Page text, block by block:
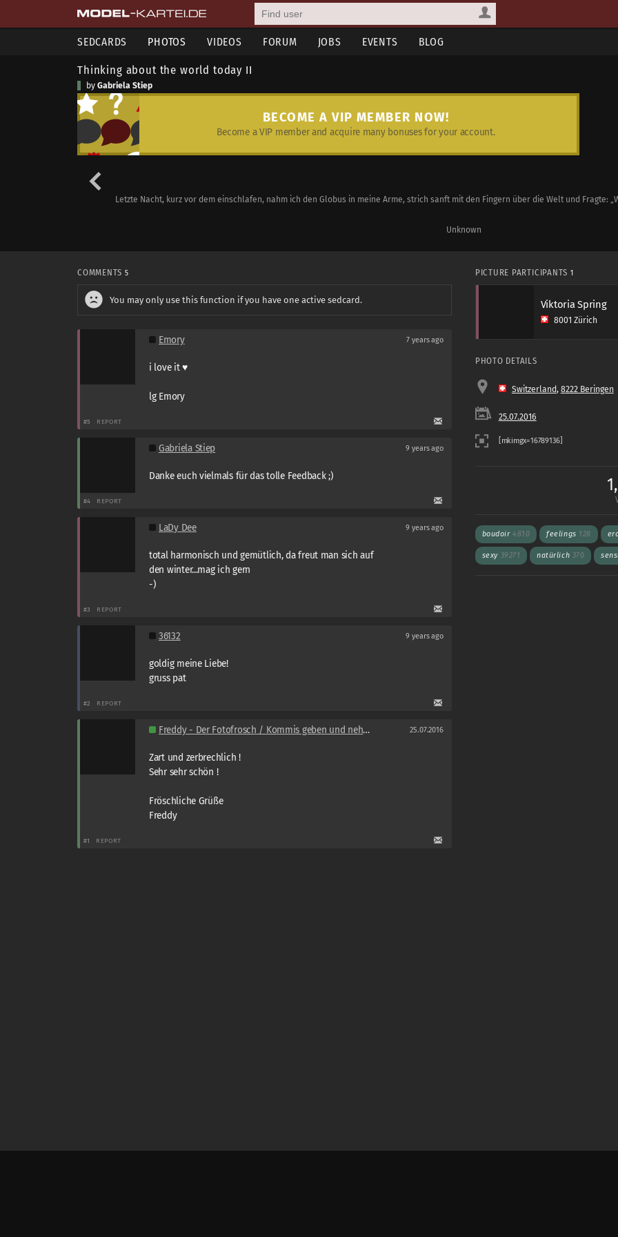
SEDCARDS PHOTOS VIDEOS FORUM JOBS EVENTS BLOG
Thinking about the world today II
by Gabriela Stiep
BECOME A VIP MEMBER NOW!
Become a VIP member and acquire many bonuses for your account.
Letzte Nacht, kurz vor dem einschlafen, nahm ich den Globus in meine Arme, strich sanft mit den Fingern über die Welt und Fragte:
Unknown
COMMENTS 5
You may only use this function if you have one active sedcard.
Emory 7 years ago
i love it ♥
lg Emory
#5 REPORT
Gabriela Stiep 9 years ago
Danke euch vielmals für das tolle Feedback ;)
#4 REPORT
LaDy Dee 9 years ago
total harmonisch und gemütlich, da freut man sich auf
den winter...mag ich gern
-)
#3 REPORT
36132 9 years ago
goldig meine Liebe!
gruss pat
#2 REPORT
Freddy - Der Fotofrosch / Kommis geben und nehmen 25.07.2016
Zart und zerbrechlich !
Sehr sehr schön !
Fröschliche Grüße
Freddy
#1 REPORT
PICTURE PARTICIPANTS 1
Viktoria Spring
8001 Zürich
PHOTO DETAILS
Switzerland, 8222 Beringen
25.07.2016
boudoir4810 feelings 128
sexy 39271 natürlich 370